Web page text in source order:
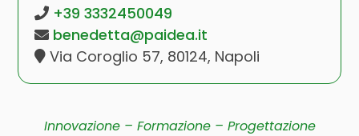
+39 3332450049
benedetta@paidea.it
Via Coroglio 57, 80124, Napoli
Innovazione – Formazione – Progettazione